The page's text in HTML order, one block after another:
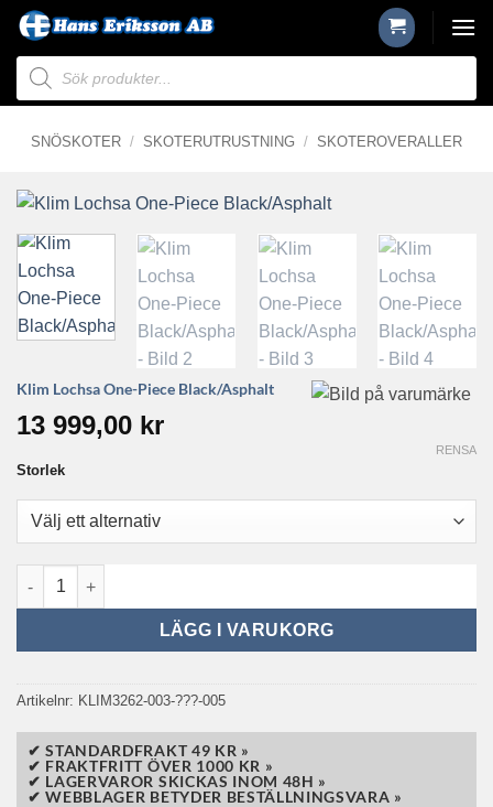
Skip
content
Produktsökning
SNÖSKOTER / SKOTERUTRUSTNING / SKOTEROVERALLER
Klim Lochsa One-Piece Black/Asphalt
13 999,00 kr
Storlek
RENSA
Klim Lochsa One-Piece Black/Asphalt mängd
LÄGG I VARUKORG
Artikelnr: KLIM3262-003-???-005
✔ STANDARDFRAKT 49 KR »
✔ FRAKTFRITT ÖVER 1000 KR »
✔ LAGERVAROR SKICKAS INOM 48H »
✔ WEBBLAGER BETYDER BESTÄLLNINGSVARA »